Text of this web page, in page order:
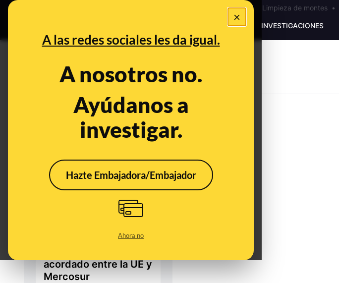
×
A las redes sociales les da igual.
A nosotros no.
Ayúdanos a
investigar.
Hazte Embajadora/Embajador
Ahora no
Bulos Ceuta • Limpieza de montes •
PREBUNKING INVESTIGACIONES
Controles sanitarios,
acordado entre la UE y
Mercosur